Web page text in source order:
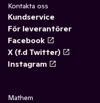
Kontakta oss
Kundservice
För leverantörer
Facebook
X (f.d Twitter)
Instagram
Mathem